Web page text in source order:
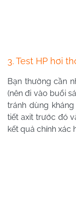
3. Test HP hơi
Bạn thường cần
(nên đi vào buổi
tránh dùng
tiết axit trước đó
kết quả chính xác